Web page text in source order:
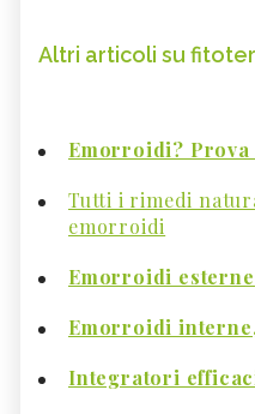
Altri articoli su
Emorroidi?
Tutti i rimedi
emorroidi
Emorroidi
Emorroidi
Integratori